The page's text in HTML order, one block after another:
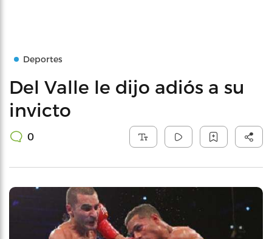
Deportes
Del Valle le dijo adiós a su
invicto
0